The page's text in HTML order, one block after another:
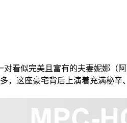
似完美且富有的夫妻妮娜（阿
，这座豪宅背后上演着充满秘辛